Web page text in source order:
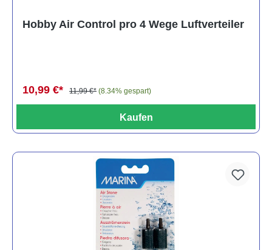
Hobby Air Control pro 4 Wege Luftverteiler
10,99 €* 11,99 €* (8.34% gespart)
Kaufen